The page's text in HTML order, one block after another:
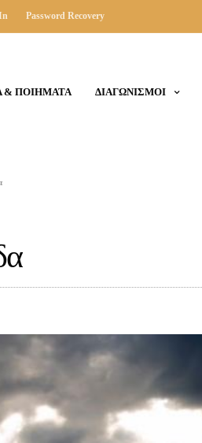
Password Recovery
& ΠΟΙΗΜΑΤΑ ΔΙΑΓΩΝΙΣΜΟΙ